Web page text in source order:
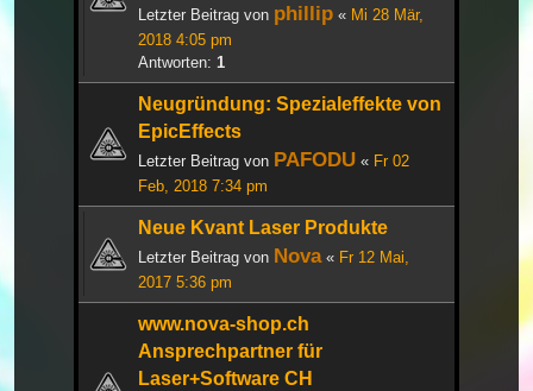
Letzter Beitrag von phillip « Mi 28 Mär,
2018 4:05 pm
Antworten: 1
Neugründung: Spezialeffekte von
EpicEffects
Letzter Beitrag von PAFODU « Fr 02
Feb, 2018 7:34 pm
Neue Kvant Laser Produkte
Letzter Beitrag von Nova« Fr 12 Mai,
2017 5:36 pm
www.nova-shop.ch
Ansprechpartner für
Laser+Software CH